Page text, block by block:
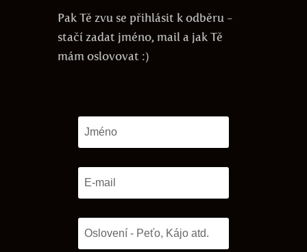
Pak Tě zvu se přihlásit k odběru -
stačí zadat jméno, mail a jak Tě
mám oslovovat :)